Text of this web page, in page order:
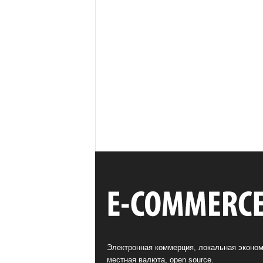
Электронная коммерция, локальная
местная валюта, open source.